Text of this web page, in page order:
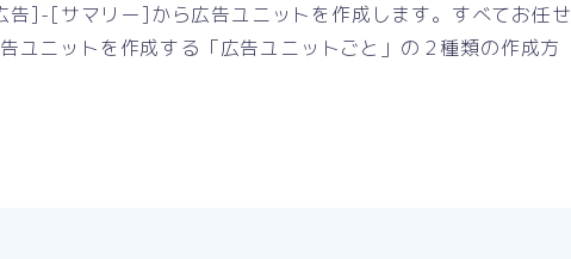
告]-[サマリー]から広告ユニットを作成します。すべてお任せ
ユニットを作成する「広告ユニットごと」の２種類の作成方